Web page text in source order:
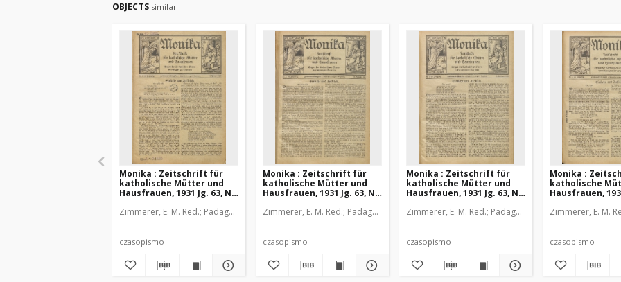
OBJECTS similar
Monika : Zeitschrift für
katholische Mütter und
Hausfrauen, 1931 Jg. 63, Nr.
Zimmerer, E. M. Red. Pädagogische Stiftung Cassianeum
czasopismo
Monika : Zeitschrift für
katholische Mütter und
Hausfrauen, 1931 Jg. 63, Nr.
Zimmerer, E. M. Red. Pädagogische Stiftung Cassianeum
czasopismo
Monika : Zeitschrift für
katholische Mütter und
Hausfrauen, 1931 Jg. 63, Nr.
Zimmerer, E. M. Red. Pädagogische Stiftung
czasopismo
Monika :
katholische
Hausfrauen,
Zimmerer, E. M.
czasopismo